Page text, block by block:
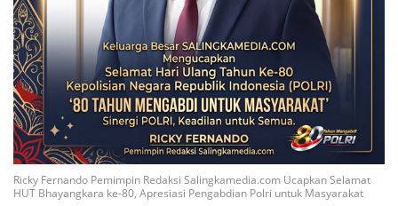
Ricky Fernando Pemimpin Redaksi Salingkamedia.com Ucapkan Selamat
HUT Bhayangkara ke-80, Apresiasi Pengabdian Polri untuk Masyarakat